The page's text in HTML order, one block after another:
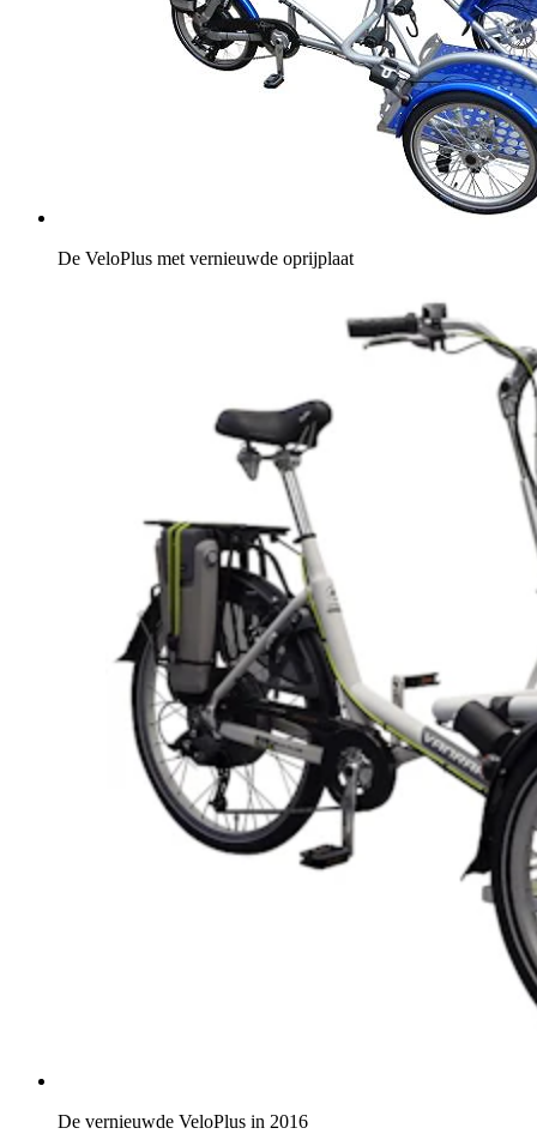
De VeloPlus met vernieuwde oprijplaat
De vernieuwde VeloPlus in 2016